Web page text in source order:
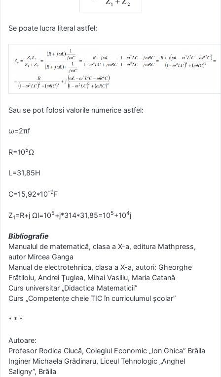
Se poate lucra literal astfel:
Sau se pot folosi valorile numerice astfel:
ω=2πf
R=105Ω
L=31,85H
C=15,92*10-9F
Z1=R+j Ωl=105+j*314*31,85=105+104j
Bibliografie
Manualul de matematică, clasa a X-a, editura Mathpress,
autor Mircea Ganga
Manual de electrotehnica, clasa a X-a, autori: Gheorghe
Frăţiloiu, Andrei Ţuglea, Mihai Vasiliu, Maria Catană
Curs universitar „Didactica Matematicii”
Curs „Competenţe cheie TIC în curriculumul şcolar”
* * *
Autoare:
Profesor Rodica Ciucă, Colegiul Economic „Ion Ghica” Brăila
Inginer Michaela Grădinaru, Liceul Tehnologic „Anghel
Saligny”, Brăila